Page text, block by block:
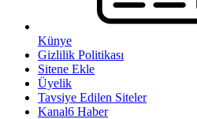
Künye
Gizlilik Politikası
Sitene Ekle
Üyelik
Tavsiye Edilen Siteler
Kanal6 Haber